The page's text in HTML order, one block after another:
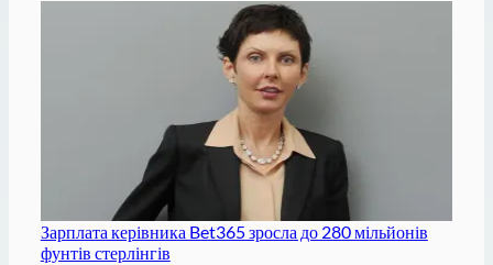
Зарплата керівника Bet365 зросла до 280 мільйонів
фунтів стерлінгів